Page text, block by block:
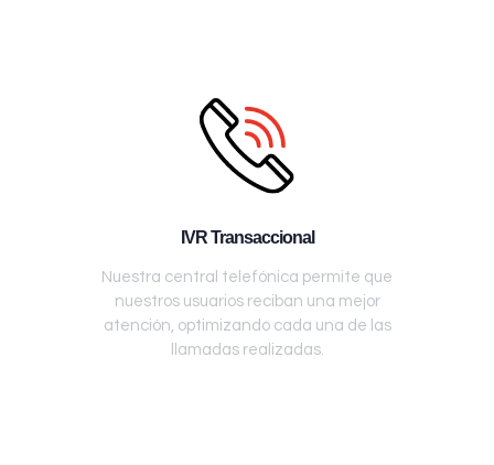
IVR Transaccional
Nuestra central telefónica permite que
nuestros usuarios reciban una mejor
atención, optimizando cada una de las
llamadas realizadas.